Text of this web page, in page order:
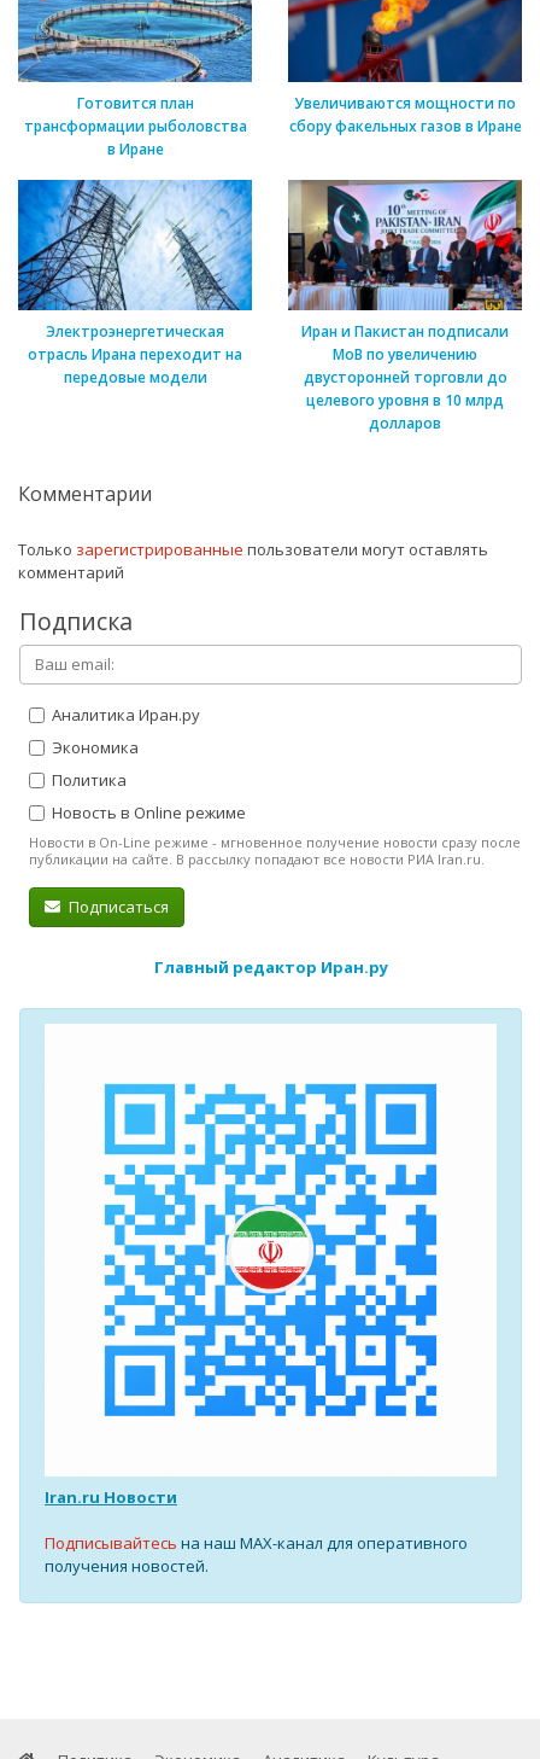
Готовится план
трансформации рыболовства
в Иране
Увеличиваются мощности по
сбору факельных газов в Иране
Электроэнергетическая
отрасль Ирана переходит на
передовые модели
Иран и Пакистан подписали
МоВ по увеличению
двусторонней торговли до
целевого уровня в 10 млрд
долларов
Комментарии
Только зарегистрированные пользователи могут оставлять
комментарий
Подписка
Аналитика Иран.ру
Экономика
Политика
Новость в Online режиме
Новости в On-Line режиме - мгновенное получение новости сразу после
публикации на сайте. В рассылку попадают все новости РИА Iran.ru.
Подписаться
Главный редактор Иран.ру
Iran.ru Новости
Подписывайтесь на наш MAX-канал для оперативного
получения новостей.